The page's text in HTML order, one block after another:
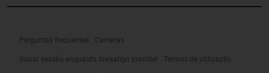
Perguntas frequentes Carreiras
Iniciar sessão enquanto Invisalign provider Termos de utilização